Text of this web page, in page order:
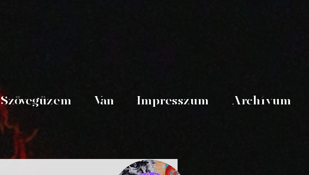
Szövegüzem Van Impresszum Archívum